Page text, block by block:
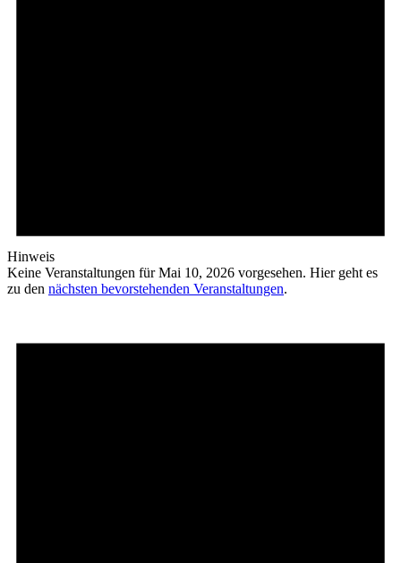
Hinweis
Keine Veranstaltungen für Mai 10, 2026 vorgesehen. Hier geht es
zu den nächsten bevorstehenden Veranstaltungen.